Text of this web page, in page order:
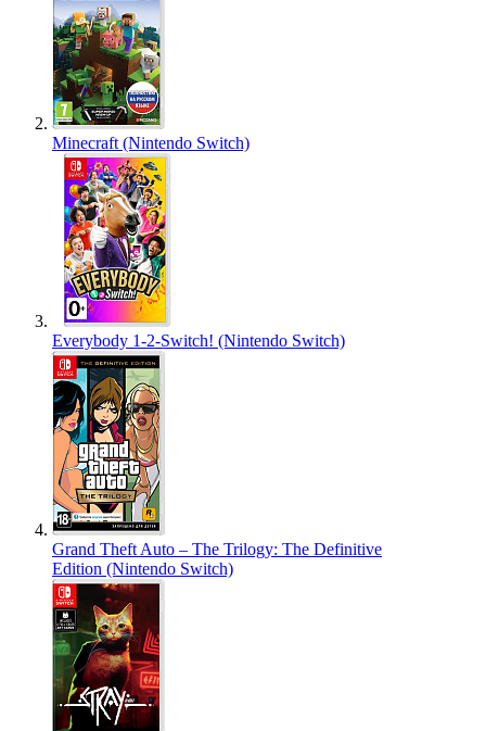
Minecraft (Nintendo Switch)
Everybody 1-2-Switch! (Nintendo Switch)
Grand Theft Auto – The Trilogy: The Definitive
Edition (Nintendo Switch)